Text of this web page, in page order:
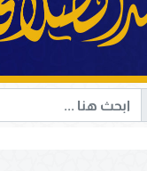
الإنسانية إلى